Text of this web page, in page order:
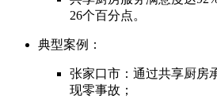
26个百分点。
典型案例：
张家口市：通过共享厨房
现零事故；